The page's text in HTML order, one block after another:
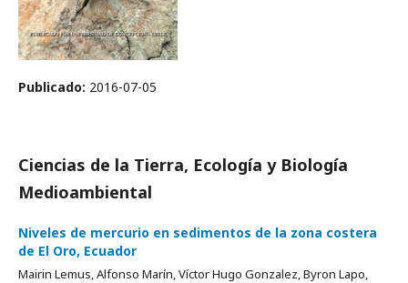
Publicado: 2016-07-05
Ciencias de la Tierra, Ecología y Biología
Medioambiental
Niveles de mercurio en sedimentos de la zona costera
de El Oro, Ecuador
Mairin Lemus, Alfonso Marín, Víctor Hugo Gonzalez, Byron Lapo,